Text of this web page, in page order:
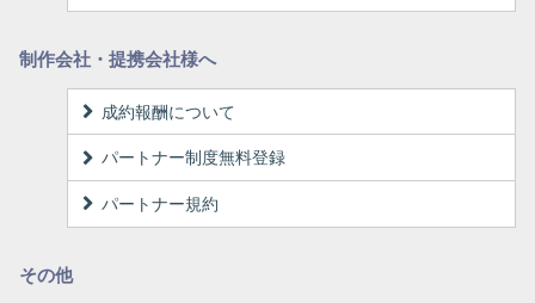
制作会社・提携会社様へ
成約報酬について
パートナー制度無料登録
パートナー規約
その他